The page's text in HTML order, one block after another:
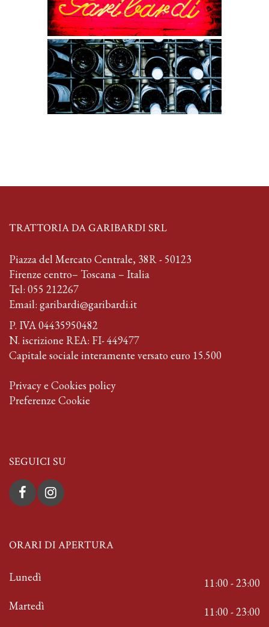
TRATTORIA DA GARIBARDI SRL
Piazza del Mercato Centrale, 38R - 50123
Firenze centro– Toscana – Italia
Tel: 055 212267
Email: garibardi@garibardi.it
P. IVA 04435950482
N. iscrizione REA: FI- 449477
Capitale sociale interamente versato euro 15.500
Privacy e Cookies policy
Preferenze Cookie
SEGUICI SU
ORARI DI APERTURA
Lunedì
11:00 - 23:00
Martedì
11:00 - 23:00